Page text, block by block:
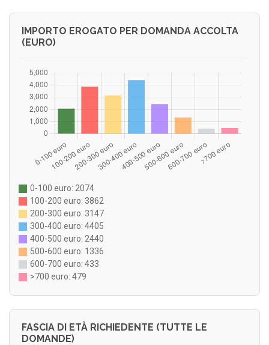
IMPORTO EROGATO PER DOMANDA ACCOLTA
(EURO)
0-100 euro: 2074
100-200 euro: 3862
200-300 euro: 3147
300-400 euro: 4405
400-500 euro: 2440
500-600 euro: 1336
600-700 euro: 433
>700 euro: 479
FASCIA DI ETÀ RICHIEDENTE (TUTTE LE
DOMANDE)